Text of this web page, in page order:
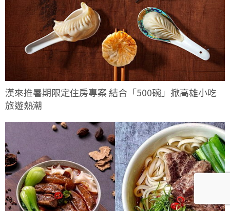
漢來推暑期限定住房專案 結合「500碗」掀高雄小吃
旅遊熱潮